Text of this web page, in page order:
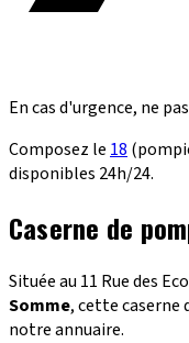
En cas d'urgence, ne
Composez le 18
disponibles 24h/24.
Caserne de
Située au 11 Rue des
Somme, cette caserne
notre annuaire.